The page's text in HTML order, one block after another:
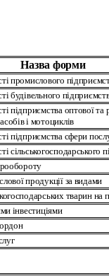
Назва форми
промислового
будівельного
підприємства оптової та
і мотоциклів
підприємства сфери
сільськогосподарського
продукції за видами
тварин на
інвестиціями